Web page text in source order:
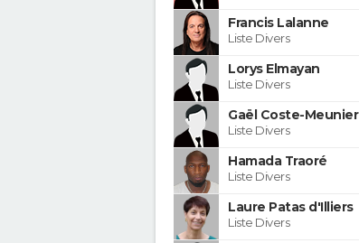
Francis Lalanne
Liste Divers
Lorys Elmayan
Liste Divers
Gaël Coste-Meunier
Liste Divers
Hamada Traoré
Liste Divers
Laure Patas d'Illiers
Liste Divers